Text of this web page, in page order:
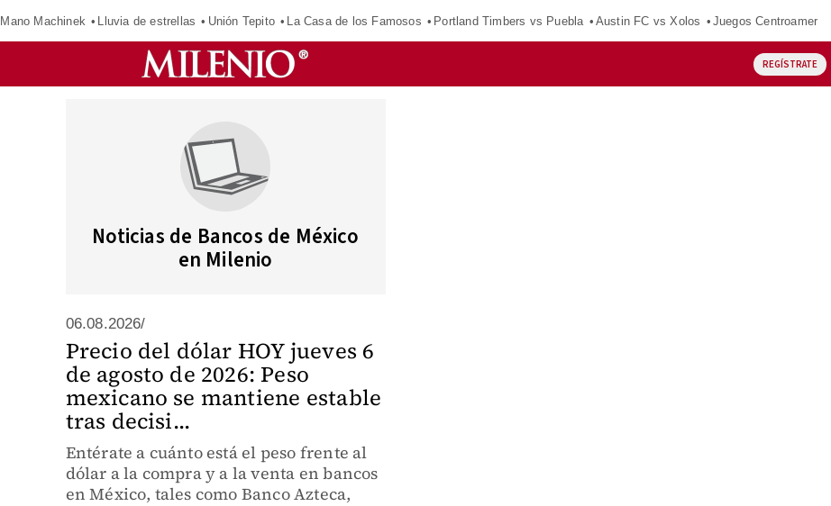
Mano Machinek Lluvia de estrellas Unión Tepito La Casa de los Famosos Portland Timbers vs Puebla Austin FC vs Xolos Juegos
REGÍSTRATE
Noticias de Bancos de México
en Milenio
06.08.2026/
Precio del dólar HOY jueves 6
de agosto de 2026: Peso
mexicano se mantiene estable
tras decisi...
Entérate a cuánto está el peso frente al
dólar a la compra y a la venta en bancos
en México, tales como Banco Azteca,